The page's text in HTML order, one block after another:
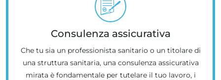
Consulenza assicurativa
Che tu sia un professionista sanitario o un titolare di
una struttura sanitaria, una consulenza assicurativa
mirata è fondamentale per tutelare il tuo lavoro, i